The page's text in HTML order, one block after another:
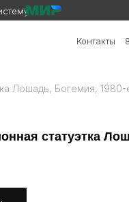
Контакты
Лошадь, Богемия, 1980-
статуэтка